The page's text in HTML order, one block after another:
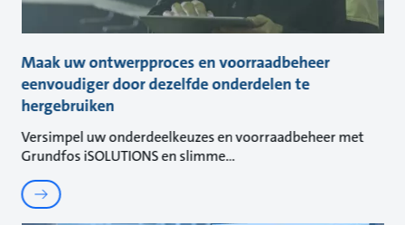
Maak uw ontwerpproces en voorraadbeheer
eenvoudiger door dezelfde onderdelen te
hergebruiken
Versimpel uw onderdeelkeuzes en voorraadbeheer met
Grundfos iSOLUTIONS en slimme